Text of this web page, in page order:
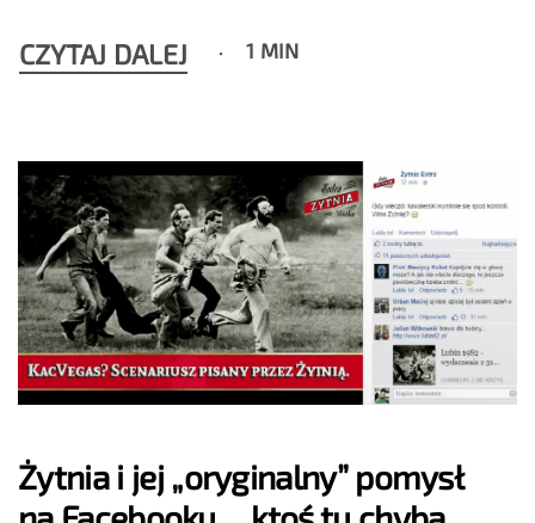
CZYTAJ DALEJ 1 MIN
Żytnia i jej „oryginalny” pomysł